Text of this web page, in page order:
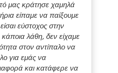
μας κράτησε χαμηλά
είπαμε να παίξουμε
εύστοχος στην
λάθη, δεν είχαμε
στον αντίπαλο να
για εμάς να
και κατάφερε να